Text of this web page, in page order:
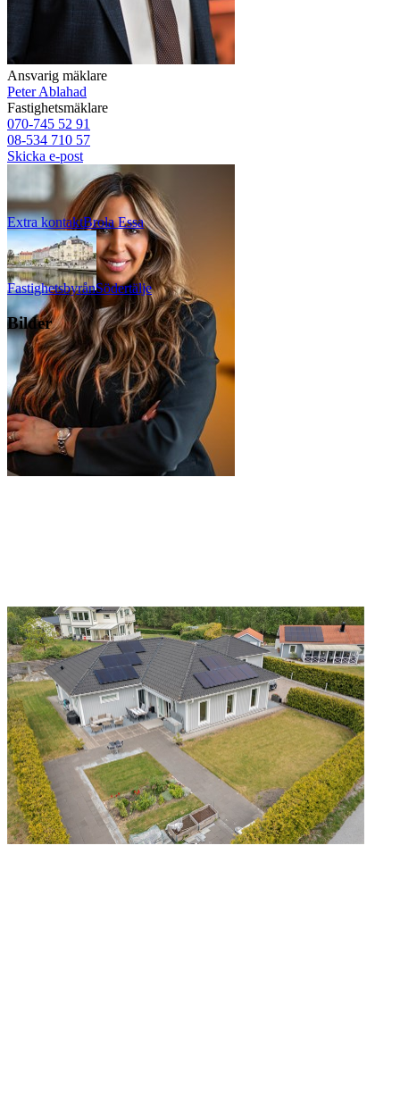
Ansvarig mäklare
Peter Ablahad
Fastighetsmäklare
070-745 52 91
08-534 710 57
Skicka e-post
Extra kontaktBrola Essa
FastighetsbyrånSödertälje
Bilder